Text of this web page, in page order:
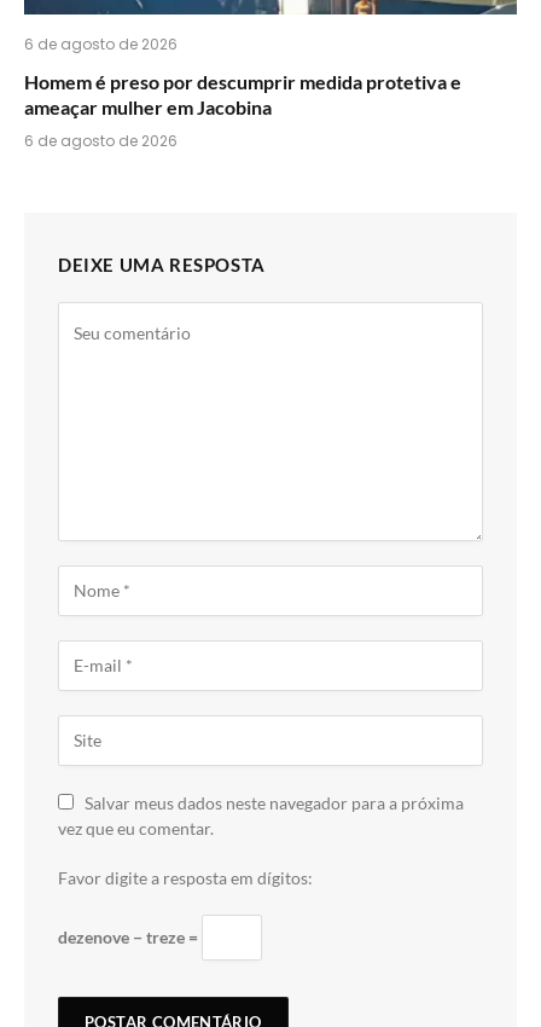
6 de agosto de 2026
Homem é preso por descumprir medida protetiva e
ameaçar mulher em Jacobina
6 de agosto de 2026
DEIXE UMA RESPOSTA
Salvar meus dados neste navegador para a próxima
vez que eu comentar.
Favor digite a resposta em dígitos:
dezenove − treze =